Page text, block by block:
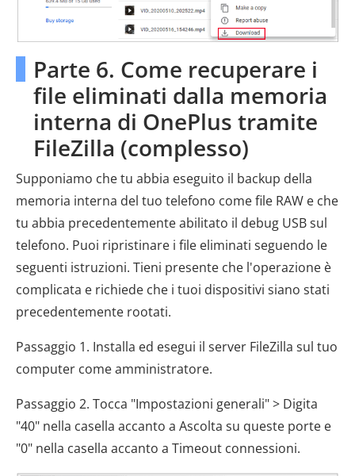
Parte 6. Come recuperare i
file eliminati dalla memoria
interna di OnePlus tramite
FileZilla (complesso)
Supponiamo che tu abbia eseguito il backup della
memoria interna del tuo telefono come file RAW e che
tu abbia precedentemente abilitato il debug USB sul
telefono. Puoi ripristinare i file eliminati seguendo le
seguenti istruzioni. Tieni presente che l'operazione è
complicata e richiede che i tuoi dispositivi siano stati
precedentemente rootati.
Passaggio 1. Installa ed esegui il server FileZilla sul tuo
computer come amministratore.
Passaggio 2. Tocca "Impostazioni generali" > Digita
"40" nella casella accanto a Ascolta su queste porte e
"0" nella casella accanto a Timeout connessioni.